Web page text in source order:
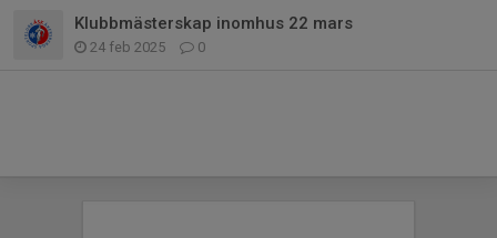
Klubbmästerskap inomhus 22 mars
24 feb 2025 0